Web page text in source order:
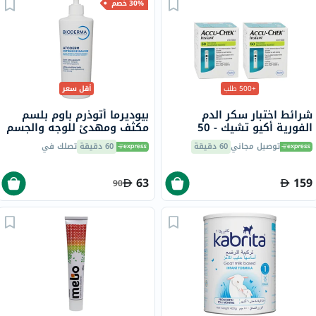
+500 طلب
شرائط اختبار سكر الدم
الفورية أكيو تشيك - 50
شريط × 2توصيل مجاني60 دقيقة
159
30% خصم
أقل سعر
بيوديرما أتوذرم باوم بلسم
مكثف ومهدئ للوجه والجسم
500 مل 60 دقيقة تصلك في
63
90